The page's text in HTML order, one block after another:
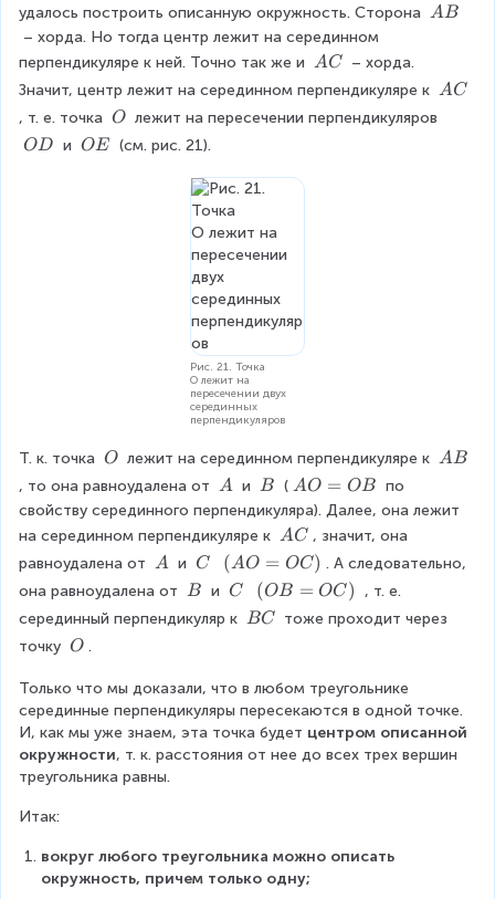
удалось построить описанную окружность. Сторона \
AB
– хорда. Но тогда центр лежит на серединном
перпендикуляре к ней. Точно так же и \
\
C
AC
– хорда.
Значит, центр лежит на серединном перпендикуляре к \
AC
, т. е. точка \
\
O лежит на пересечении перпендикуляров
\
OD и \
OE (см. рис. 21).
Рис. 21. Точка
O лежит на
пересечении двух
серединных
перпендикуляров
Т. к. точка \
\
O
O лежит на серединном перпендикуляре к \
A
AB
, то она равноудалена от \
\
A
A и \
\
B
B ( A
O
=
O
B
AO = OB по
свойству серединного перпендикуляра). Далее, она лежит
на серединном перпендикуляре к \
\
A
C
AC , значит, она
равноудалена от \
\
A и \
\
C
(
A
=
)
(AO = OC) . А следовательно,
она равноудалена от \
\
B и \
\
C
(
O
)
(OB = OC)
, т. е.
серединный перпендикуляр к \
C
BC
тоже проходит через
точку \
O
O .
Только что мы доказали, что в любом треугольнике
серединные перпендикуляры пересекаются в одной точке.
И, как мы уже знаем, эта точка будет центром описанной
окружности, т. к. расстояния от нее до всех трех вершин
треугольника равны.
Итак:
вокруг любого треугольника можно описать
окружность, причем только одну;